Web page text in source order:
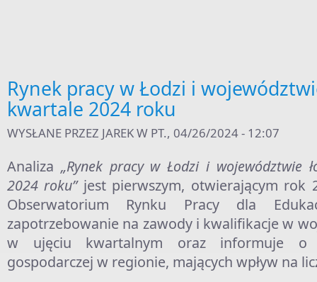
Rynek pracy w Łodzi i
kwartale 2024 roku
WYSŁANE PRZEZ JAREKW PT., 04/26/2024 - 12:07
Analiza „Rynek pracy w Łodzi i województwie
2024 roku” jest pierwszym, otwierającym rok
Obserwatorium Rynku Pracy dla
zapotrzebowanie na zawody i kwalifikacje w
w ujęciu kwartalnym oraz informuje o
gospodarczej w regionie, mających wpływ na